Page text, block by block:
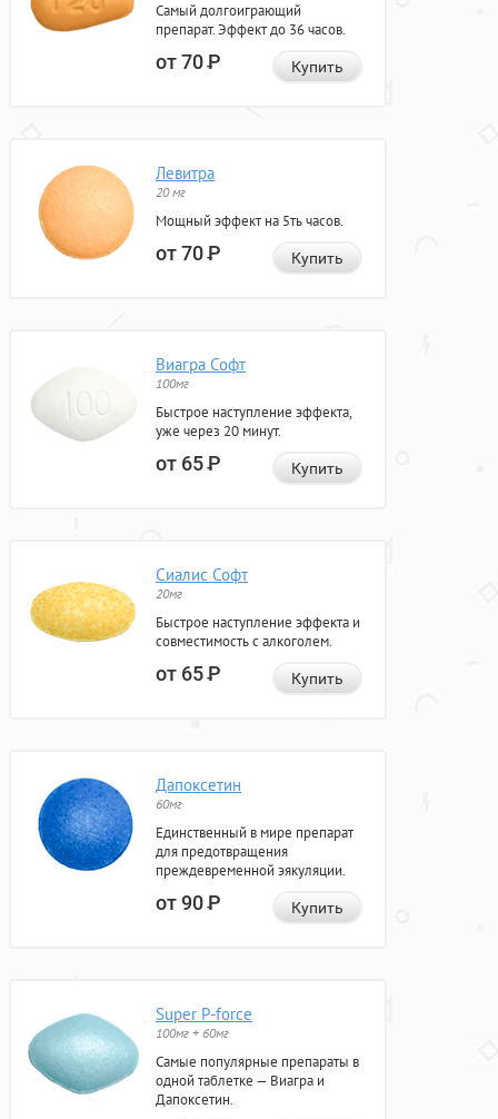
Самый долгоиграющий
препарат. Эффект до 36 часов.
от 70Р Купить
Левитра
20 мг
Мощный эффект на 5ть часов.
от 70Р Купить
Виагра Софт
100мг
Быстрое наступление эффекта,
уже через 20 минут.
от 65Р Купить
Сиалис Софт
20мг
Быстрое наступление эффекта и
совместимость с алкоголем.
от 65Р Купить
Дапоксетин
60мг
Единственный в мире препарат
для предотвращения
преждевременной эякуляции.
от 90Р Купить
Super P-force
100мг + 60мг
Самые популярные препараты в
одной таблетке — Виагра и
Дапоксетин.